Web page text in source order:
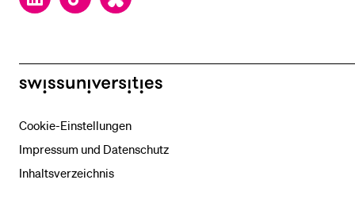
swissuniversities
Cookie-Einstellungen
Impressum und Datenschutz
Inhaltsverzeichnis